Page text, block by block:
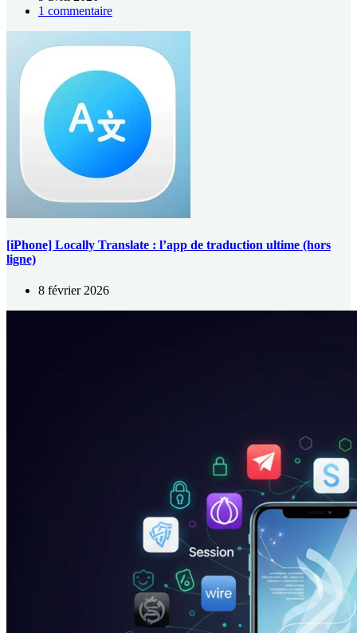
1 commentaire
[iPhone] Locally Translate : l’app de traduction ultime (hors
ligne)
8 février 2026